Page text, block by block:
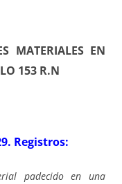
MATERIALES EN
153 R.N
Registros:
padecido en una